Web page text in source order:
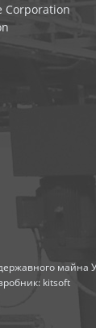
Corporation
майна
kitsoft